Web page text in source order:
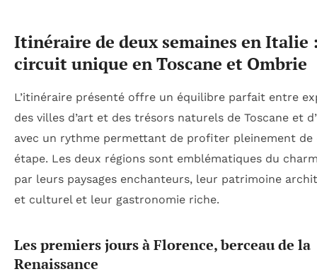
Itinéraire de deux semaines en Italie
circuit unique en Toscane et Ombrie
L’itinéraire présenté offre un équilibre parfait entre
des villes d’art et des trésors naturels de Toscane et
avec un rythme permettant de profiter pleinement de
étape. Les deux régions sont emblématiques du
par leurs paysages enchanteurs, leur patrimoine
et culturel et leur gastronomie riche.
Les premiers jours à Florence, berceau de la
Renaissance